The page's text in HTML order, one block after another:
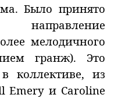
Было принято
направление
мелодичного
гранж). Это
коллективе, из
Emery и Caroline